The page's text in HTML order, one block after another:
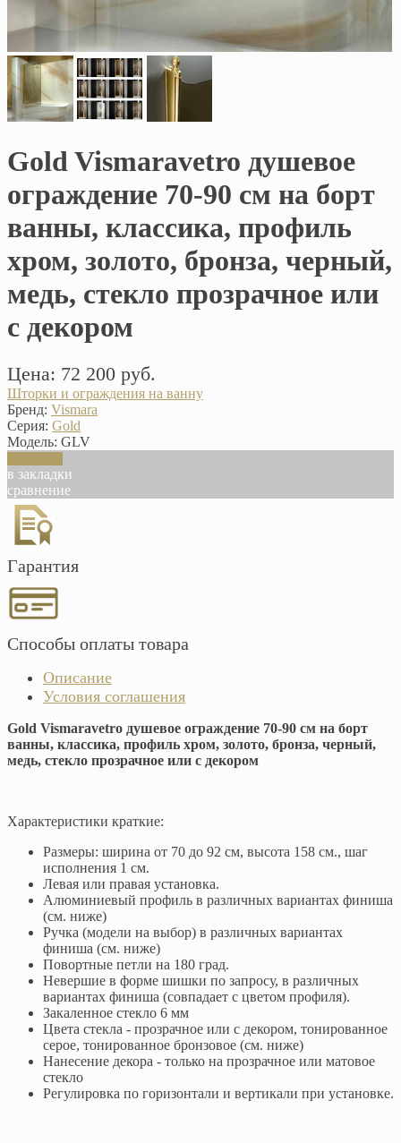
Gold Vismaravetro душевое
ограждение 70-90 см на борт
ванны, классика, профиль
хром, золото, бронза, черный,
медь, стекло прозрачное или
с декором
Цена: 72 200 руб.
Шторки и ограждения на ванну
Бренд: Vismara
Серия: Gold
Модель: GLV
в закладки
сравнение
Гарантия
Способы оплаты товара
Описание
Условия соглашения
Gold Vismaravetro душевое ограждение 70-90 см на борт
ванны, классика, профиль хром, золото, бронза, черный,
медь, стекло прозрачное или с декором
Характеристики краткие:
Размеры: ширина от 70 до 92 см, высота 158 см., шаг
исполнения 1 см.
Левая или правая установка.
Алюминиевый профиль в различных вариантах финиша
(см. ниже)
Ручка (модели на выбор) в различных вариантах
финиша (см. ниже)
Повортные петли на 180 град.
Невершие в форме шишки по запросу, в различных
вариантах финиша (совпадает с цветом профиля).
Закаленное стекло 6 мм
Цвета стекла - прозрачное или с декором, тонированное
серое, тонированное бронзовое (см. ниже)
Нанесение декора - только на прозрачное или матовое
стекло
Регулировка по горизонтали и вертикали при установке.